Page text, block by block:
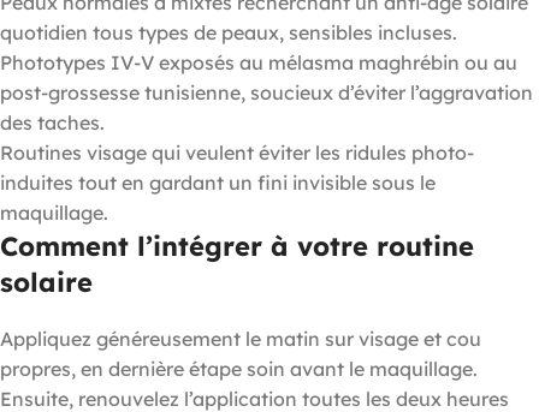
quotidien tous types de peaux, sensibles incluses.
Phototypes IV-V exposés au mélasma maghrébin ou au
post-grossesse tunisienne, soucieux d’éviter l’aggravation
des taches.
Routines visage qui veulent éviter les ridules photo-
induites tout en gardant un fini invisible sous le
maquillage.
Comment l’intégrer à votre routine
solaire
Appliquez généreusement le matin sur visage et cou
propres, en dernière étape soin avant le maquillage.
Ensuite, renouvelez l’application toutes les deux heures